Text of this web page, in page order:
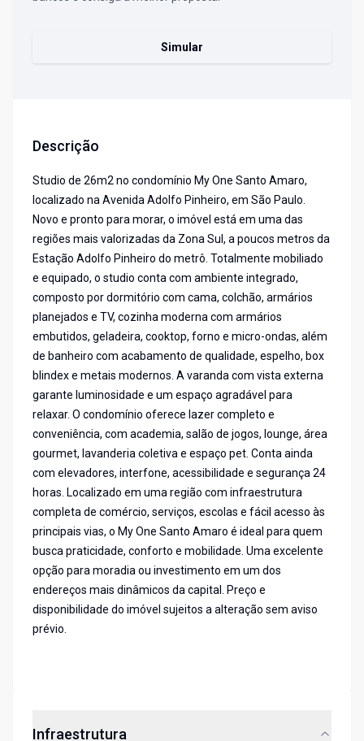
Simular
Descrição
Studio de 26m2 no condomínio My One Santo Amaro,
localizado na Avenida Adolfo Pinheiro, em São Paulo.
Novo e pronto para morar, o imóvel está em uma das
regiões mais valorizadas da Zona Sul, a poucos metros da
Estação Adolfo Pinheiro do metrô. Totalmente mobiliado
e equipado, o studio conta com ambiente integrado,
composto por dormitório com cama, colchão, armários
planejados e TV, cozinha moderna com armários
embutidos, geladeira, cooktop, forno e micro-ondas, além
de banheiro com acabamento de qualidade, espelho, box
blindex e metais modernos. A varanda com vista externa
garante luminosidade e um espaço agradável para
relaxar. O condomínio oferece lazer completo e
conveniência, com academia, salão de jogos, lounge, área
gourmet, lavanderia coletiva e espaço pet. Conta ainda
com elevadores, interfone, acessibilidade e segurança 24
horas. Localizado em uma região com infraestrutura
completa de comércio, serviços, escolas e fácil acesso às
principais vias, o My One Santo Amaro é ideal para quem
busca praticidade, conforto e mobilidade. Uma excelente
opção para moradia ou investimento em um dos
endereços mais dinâmicos da capital. Preço e
disponibilidade do imóvel sujeitos a alteração sem aviso
prévio.
Infraestrutura